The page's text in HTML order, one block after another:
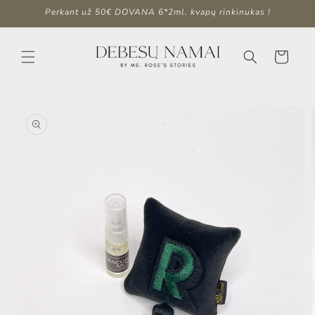
directamente
al contenido
Perkant už 50€ DOVANA 6*2ml. kvapų rinkinukas !
Carrito
información